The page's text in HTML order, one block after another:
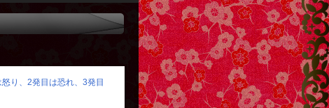
り、2発目は恐れ、3発目